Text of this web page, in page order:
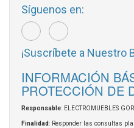
Síguenos en:
¡Suscríbete a Nuestro
INFORMACIÓN
PROTECCIÓN DE
Responsable: ELECTROMUEBLES
Finalidad: Responder las consultas